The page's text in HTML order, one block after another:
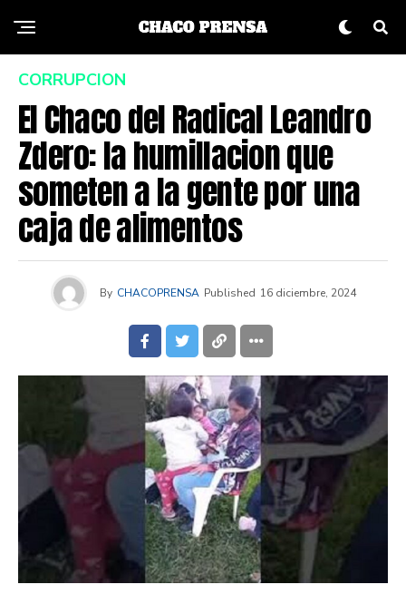
CORRUPCION
El Chaco del Radical Leandro
Zdero: la humillacion que
someten a la gente por una
caja de alimentos
By CHACOPRENSA Published 16 diciembre, 2024